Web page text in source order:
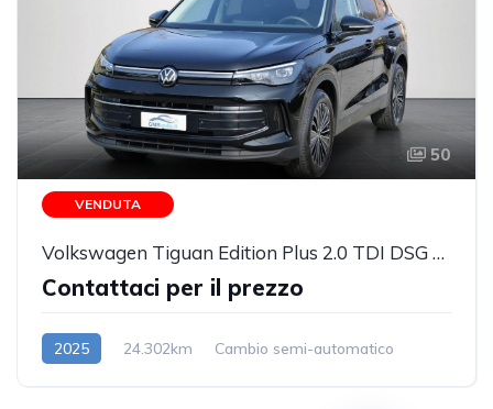
50
VENDUTA
Volkswagen Tiguan Edition Plus 2.0 TDI DSG camera 360° PREZZO REALE
Contattaci per il prezzo
2025 24.302km
Cambio semi-automatico